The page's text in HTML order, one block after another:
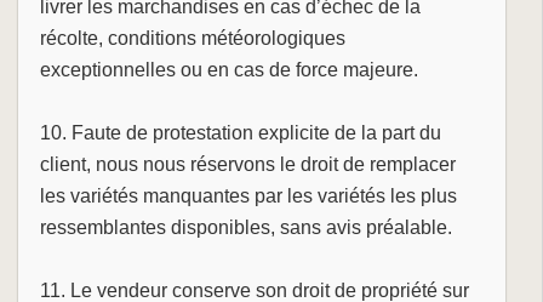
livrer les marchandises en cas d’échec de la
récolte, conditions météorologiques
exceptionnelles ou en cas de force majeure.
10. Faute de protestation explicite de la part du
client, nous nous réservons le droit de remplacer
les variétés manquantes par les variétés les plus
ressemblantes disponibles, sans avis préalable.
11. Le vendeur conserve son droit de propriété sur